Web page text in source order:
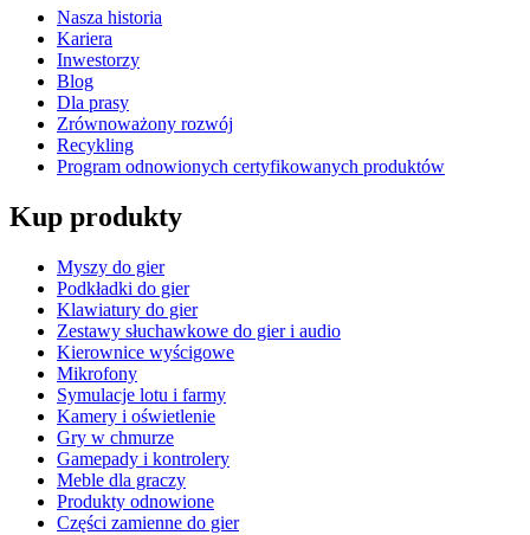
Nasza historia
Kariera
Inwestorzy
Blog
Dla prasy
Zrównoważony rozwój
Recykling
Program odnowionych certyfikowanych produktów
Kup produkty
Myszy do gier
Podkładki do gier
Klawiatury do gier
Zestawy słuchawkowe do gier i audio
Kierownice wyścigowe
Mikrofony
Symulacje lotu i farmy
Kamery i oświetlenie
Gry w chmurze
Gamepady i kontrolery
Meble dla graczy
Produkty odnowione
Części zamienne do gier